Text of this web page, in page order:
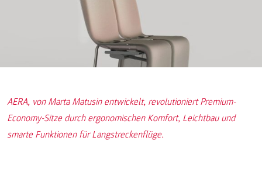
AERA, von Marta Matusin entwickelt, revolutioniert Premium-
Economy-Sitze durch ergonomischen Komfort, Leichtbau und
smarte Funktionen für Langstreckenflüge.